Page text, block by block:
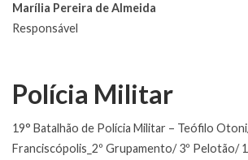
Marília Pereira de Almeida
Responsável
Polícia Militar
19° Batalhão de Polícia Militar – Teófilo
Franciscópolis_2º Grupamento/ 3º Pelotão/